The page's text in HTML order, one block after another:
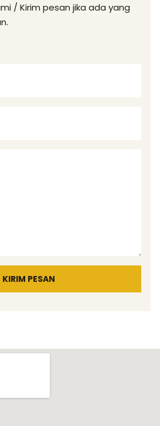
/ Kirim pesan jika ada yang
KIRIM PESAN